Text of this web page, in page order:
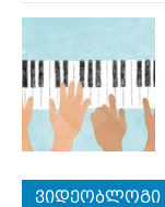
ვიდეობლოგი